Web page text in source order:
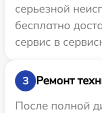
серьезной
бесплатно
сервис в
3
Ремонт
После полной